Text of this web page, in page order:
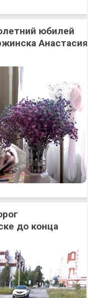
юбилей
Анастасия
до конца